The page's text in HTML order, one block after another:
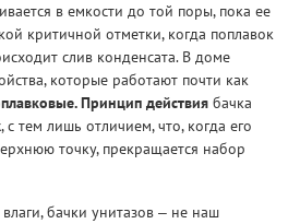
в емкости до той поры, пока ее
критичной отметки, когда поплавок
слив конденсата. В доме
которые работают почти как
Принцип действия бачка
с тем лишь отличием, что, когда его
точку, прекращается набор
бачки унитазов – не наш